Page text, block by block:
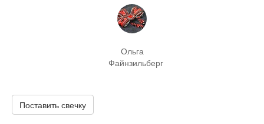
Ольга
Файнзильберг
Поставить свечку